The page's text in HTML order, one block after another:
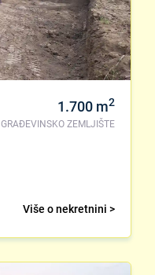
1.700 m2
GRAĐEVINSKO ZEMLJIŠTE
Više o nekretnini >